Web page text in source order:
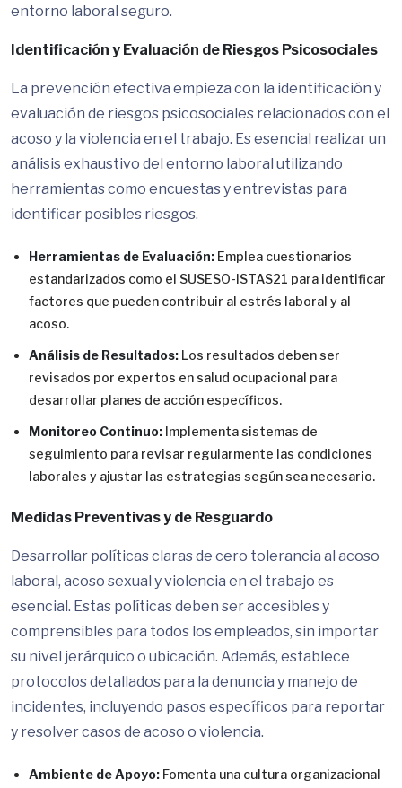
entorno laboral seguro.
Identificación y Evaluación de Riesgos Psicosociales
La prevención efectiva empieza con la identificación y
evaluación de riesgos psicosociales relacionados con el
acoso y la violencia en el trabajo. Es esencial realizar un
análisis exhaustivo del entorno laboral utilizando
herramientas como encuestas y entrevistas para
identificar posibles riesgos.
Herramientas de Evaluación: Emplea cuestionarios
estandarizados como el SUSESO-ISTAS21 para identificar
factores que pueden contribuir al estrés laboral y al
acoso.
Análisis de Resultados: Los resultados deben ser
revisados por expertos en salud ocupacional para
desarrollar planes de acción específicos.
Monitoreo Continuo: Implementa sistemas de
seguimiento para revisar regularmente las condiciones
laborales y ajustar las estrategias según sea necesario.
Medidas Preventivas y de Resguardo
Desarrollar políticas claras de cero tolerancia al acoso
laboral, acoso sexual y violencia en el trabajo es
esencial. Estas políticas deben ser accesibles y
comprensibles para todos los empleados, sin importar
su nivel jerárquico o ubicación. Además, establece
protocolos detallados para la denuncia y manejo de
incidentes, incluyendo pasos específicos para reportar
y resolver casos de acoso o violencia.
Ambiente de Apoyo: Fomenta una cultura organizacional